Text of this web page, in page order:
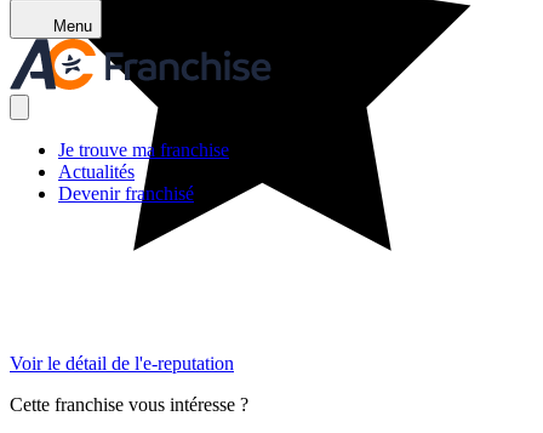
Menu
Je trouve ma franchise
Actualités
Devenir franchisé
Voir le détail de l'e-reputation
Cette franchise vous intéresse ?